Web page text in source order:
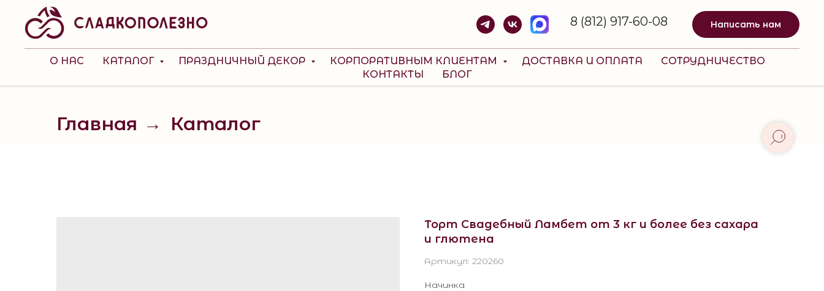
8 (812) 917-60-08 Написать нам
О НАС КАТАЛОГ ПРАЗДНИЧНЫЙ ДЕКОР КОРПОРАТИВНЫМ КЛИЕНТАМ ДОСТАВКА И ОПЛАТА
СОТРУДНИЧЕСТВО
КОНТАКТЫ
БЛОГ
Главная → Каталог
Торт Свадебный Ламбет от 3 кг и более без сахара
и глютена
Артикул: 220260
Начинка